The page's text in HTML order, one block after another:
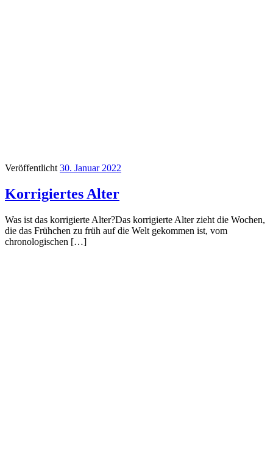
Veröffentlicht 30. Januar 2022
Korrigiertes Alter
Was ist das korrigierte Alter?Das korrigierte Alter zieht die Wochen,
die das Frühchen zu früh auf die Welt gekommen ist, vom
chronologischen […]